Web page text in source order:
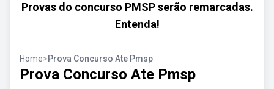
Provas do concurso PMSP serão remarcadas.
Entenda!
Home>Prova Concurso Ate Pmsp
Prova Concurso Ate Pmsp